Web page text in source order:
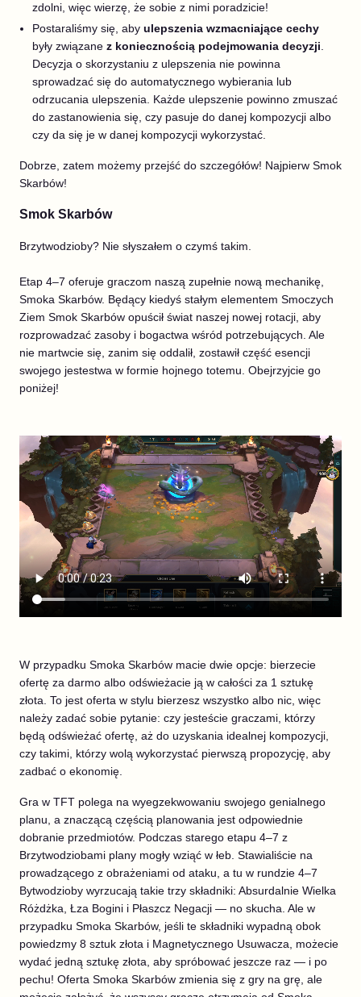
zdolni, więc wierzę, że sobie z nimi poradzicie!
Postaraliśmy się, aby ulepszenia wzmacniające cechy
były związane z koniecznością podejmowania decyzji
Decyzja o skorzystaniu z ulepszenia nie powinna
sprowadzać się do automatycznego wybierania lub
odrzucania ulepszenia. Każde ulepszenie powinno zmuszać
do zastanowienia się, czy pasuje do danej kompozycji albo
czy da się je w danej kompozycji wykorzystać.
Dobrze, zatem możemy przejść do szczegółów! Najpierw Smok
Skarbów!
Smok Skarbów
Brzytwodzioby? Nie słyszałem o czymś takim.
Etap 4–7 oferuje graczom naszą zupełnie nową mechanikę,
Smoka Skarbów. Będący kiedyś stałym elementem Smoczych
Ziem Smok Skarbów opuścił świat naszej nowej rotacji, aby
rozprowadzać zasoby i bogactwa wśród potrzebujących. Ale
nie martwcie się, zanim się oddalił, zostawił część esencji
swojego jestestwa w formie hojnego totemu. Obejrzyjcie go
poniżej!
W przypadku Smoka Skarbów macie dwie opcje: bierzecie
ofertę za darmo albo odświeżacie ją w całości za 1 sztukę
złota. To jest oferta w stylu bierzesz wszystko albo nic, więc
należy zadać sobie pytanie: czy jesteście graczami, którzy
będą odświeżać ofertę, aż do uzyskania idealnej kompozycji,
czy takimi, którzy wolą wykorzystać pierwszą propozycję, aby
zadbać o ekonomię.
Gra w TFT polega na wyegzekwowaniu swojego genialnego
planu, a znaczącą częścią planowania jest odpowiednie
dobranie przedmiotów. Podczas starego etapu 4–7 z
Brzytwodziobami plany mogły wziąć w łeb. Stawialiście na
prowadzącego z obrażeniami od ataku, a tu w rundzie 4–7
Bytwodzioby wyrzucają takie trzy składniki: Absurdalnie Wielka
Różdżka, Łza Bogini i Płaszcz Negacji — no skucha. Ale w
przypadku Smoka Skarbów, jeśli te składniki wypadną obok
powiedzmy 8 sztuk złota i Magnetycznego Usuwacza, możecie
wydać jedną sztukę złota, aby spróbować jeszcze raz — i po
pechu! Oferta Smoka Skarbów zmienia się z gry na grę, ale